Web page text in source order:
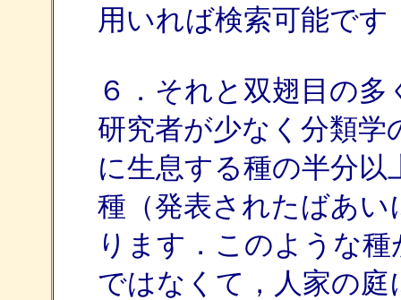
用いれば検索可能です
６．それと双翅目の
研究者が少なく分類学
に生息する種の半分
種（発表されたばあ
ります．このような
ではなくて，人家の